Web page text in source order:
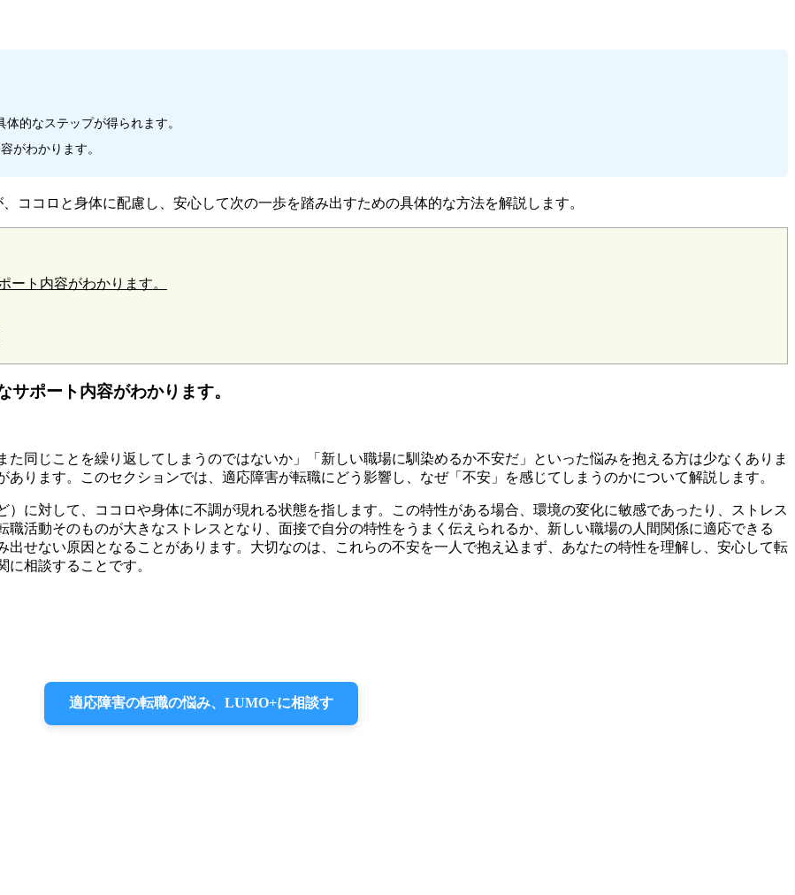
的なステップが得られます。
がわかります。
ココロと身体に配慮し、安心して次の一歩を踏み出すための具体的な方法を解説します。
ト内容がわかります。
ポート内容がわかります。
同じことを繰り返してしまうのではないか」「新しい職場に馴染めるか不安だ」といった悩みを抱える方は少なくありま
ります。このセクションでは、適応障害が転職にどう影響し、なぜ「不安」を感じてしまうのかについて解説します。
に対して、ココロや身体に不調が現れる状態を指します。この特性がある場合、環境の変化に敏感であったり、ストレス
活動そのものが大きなストレスとなり、面接で自分の特性をうまく伝えられるか、新しい職場の人間関係に適応できる
せない原因となることがあります。大切なのは、これらの不安を一人で抱え込まず、あなたの特性を理解し、安心して転
相談することです。
適応障害の転職の悩み、LUMO+に相談す